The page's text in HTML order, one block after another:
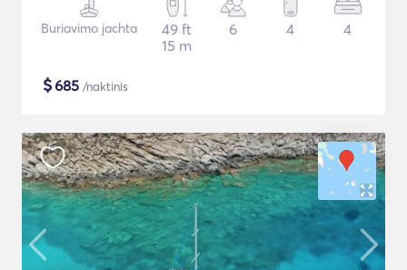
Buriavimo jachta
49 ft
15 m
6 4 4
$685 /naktinis